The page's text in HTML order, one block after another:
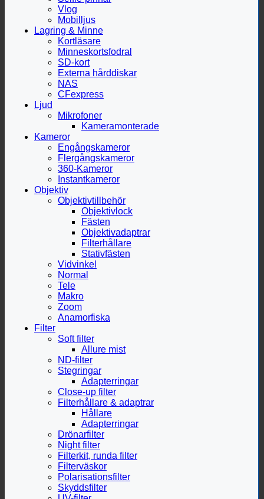
Vlog
Mobilljus
Lagring & Minne
Kortläsare
Minneskortsfodral
SD-kort
Externa hårddiskar
NAS
CFexpress
Ljud
Mikrofoner
Kameramonterade
Kameror
Engångskameror
Flergångskameror
360-Kameror
Instantkameror
Objektiv
Objektivtillbehör
Objektivlock
Fästen
Objektivadaptrar
Filterhållare
Stativfästen
Vidvinkel
Normal
Tele
Makro
Zoom
Anamorfiska
Filter
Soft filter
Allure mist
ND-filter
Stegringar
Adapterringar
Close-up filter
Filterhållare & adaptrar
Hållare
Adapterringar
Drönarfilter
Night filter
Filterkit, runda filter
Filterväskor
Polarisationsfilter
Skyddsfilter